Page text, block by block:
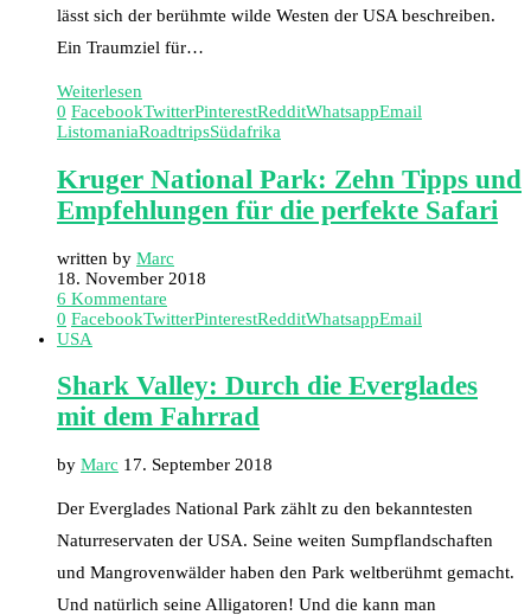
lässt sich der berühmte wilde Westen der USA beschreiben.
Ein Traumziel für…
Weiterlesen
0 FacebookTwitterPinterestRedditWhatsappEmail
ListomaniaRoadtripsSüdafrika
Kruger National Park: Zehn Tipps und
Empfehlungen für die perfekte Safari
written by Marc
18. November 2018
6 Kommentare
0 FacebookTwitterPinterestRedditWhatsappEmail
USA
Shark Valley: Durch die Everglades
mit dem Fahrrad
by Marc 17. September 2018
Der Everglades National Park zählt zu den bekanntesten
Naturreservaten der USA. Seine weiten Sumpflandschaften
und Mangrovenwälder haben den Park weltberühmt gemacht.
Und natürlich seine Alligatoren! Und die kann man